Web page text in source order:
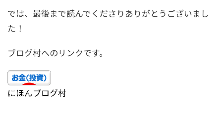
では、最後まで読んでくださりありがとうございまし
た！
ブログ村へのリンクです。
にほんブログ村